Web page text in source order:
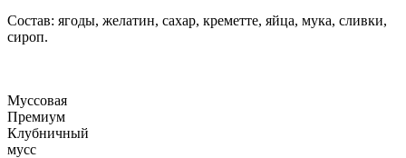
Состав: ягоды, желатин, сахар, креметте, яйца, мука, сливки,
сироп.
Муссовая
Премиум
Клубничный
мусс